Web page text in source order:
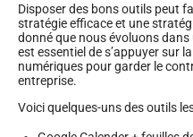
Disposer des bons outils peut
stratégie efficace et une
donné que nous évoluons
est essentiel de s’appuyer sur
numériques pour garder le
entreprise.
Voici quelques-uns des outils